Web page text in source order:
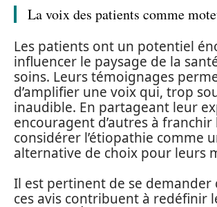
La voix des patients comme
Les patients ont un potentiel
influencer le paysage de la
soins. Leurs témoignages
d’amplifier une voix qui, trop
inaudible. En partageant leur
encouragent d’autres à franchir
considérer l’étiopathie comme
alternative de choix pour leurs
Il est pertinent de se demander
ces avis contribuent à redéfinir